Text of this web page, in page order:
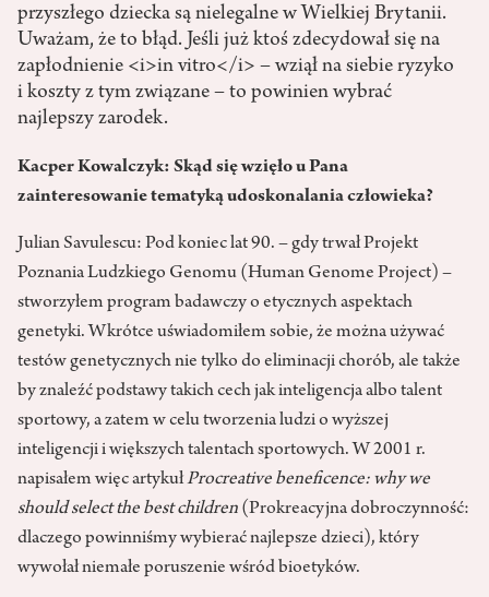
przyszłego dziecka są nielegalne w Wielkiej Brytanii.
Uważam, że to błąd. Jeśli już ktoś zdecydował się na
zapłodnienie <i>in vitro</i> – wziął na siebie ryzyko
i koszty z tym związane – to powinien wybrać
najlepszy zarodek.
Kacper Kowalczyk: Skąd się wzięło u Pana
zainteresowanie tematyką udoskonalania człowieka?
Julian Savulescu: Pod koniec lat 90. – gdy trwał Projekt
Poznania Ludzkiego Genomu (Human Genome Project) –
stworzyłem program badawczy o etycznych aspektach
genetyki. Wkrótce uświadomiłem sobie, że można używać
testów genetycznych nie tylko do eliminacji chorób, ale także
by znaleźć podstawy takich cech jak inteligencja albo talent
sportowy, a zatem w celu tworzenia ludzi o wyższej
inteligencji i większych talentach sportowych. W 2001 r.
napisałem więc artykułProcreative beneficence: why we
should select the best children (Prokreacyjna dobroczynność:
dlaczego powinniśmy wybierać najlepsze dzieci), który
wywołał niemałe poruszenie wśród bioetyków.